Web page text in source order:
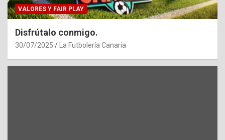
VALORES Y FAIR PLAY
Disfrútalo conmigo.
30/07/2025 La Futbolería Canaria